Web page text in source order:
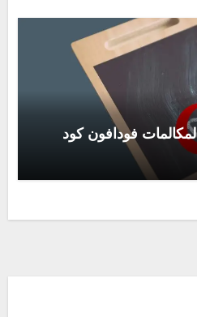
فودافون كود